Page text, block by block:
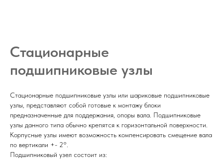
Стационарные
подшипниковые узлы
Стационарные подшипниковые узлы или шариковые подшипниковые
узлы, представляют собой готовые к монтажу блоки
предназначенные для поддержания, опоры вала. Подшипниковые
узлы данного типа обычно крепятся к горизонтальной поверхности.
Корпусные узлы имеют возможность компенсировать смещение вала
по вертикали +- 2°.
Подшипниковый узел состоит из: